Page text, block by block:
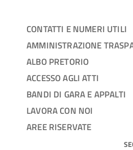
CONTATTI E NUMERI UTILI
AMMINISTRAZIONE
ALBO PRETORIO
ACCESSO AGLI ATTI
BANDI DI GARA E APPALTI
LAVORA CON NOI
AREE RISERVATE